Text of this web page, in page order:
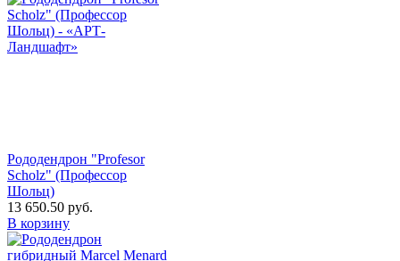
Рододендрон "Profesor
Scholz" (Профессор
Шольц)
13 650.50 руб.
В корзину